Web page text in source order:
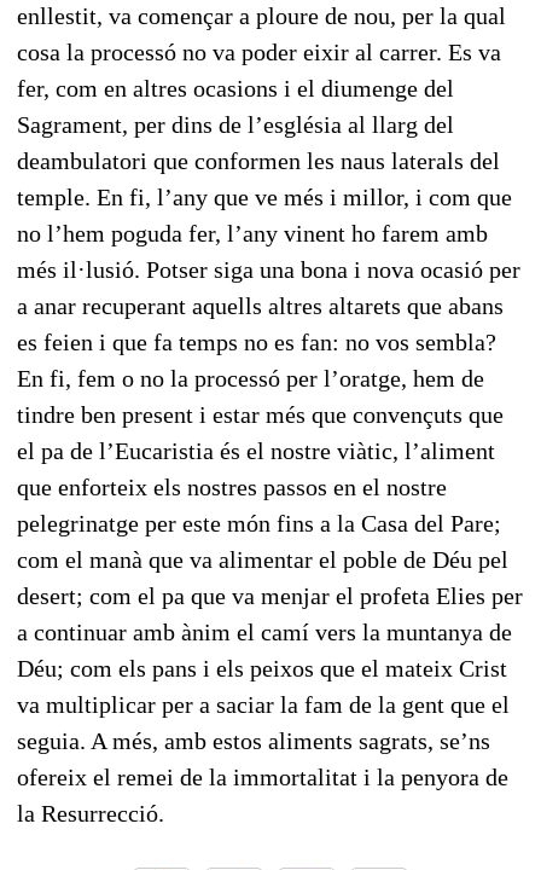
enllestit, va començar a ploure de nou, per la qual
cosa la processó no va poder eixir al carrer. Es va
fer, com en altres ocasions i el diumenge del
Sagrament, per dins de l’església al llarg del
deambulatori que conformen les naus laterals del
temple. En fi, l’any que ve més i millor, i com que
no l’hem poguda fer, l’any vinent ho farem amb
més il·lusió. Potser siga una bona i nova ocasió per
a anar recuperant aquells altres altarets que abans
es feien i que fa temps no es fan: no vos sembla?
En fi, fem o no la processó per l’oratge, hem de
tindre ben present i estar més que convençuts que
el pa de l’Eucaristia és el nostre viàtic, l’aliment
que enforteix els nostres passos en el nostre
pelegrinatge per este món fins a la Casa del Pare;
com el manà que va alimentar el poble de Déu pel
desert; com el pa que va menjar el profeta Elies per
a continuar amb ànim el camí vers la muntanya de
Déu; com els pans i els peixos que el mateix Crist
va multiplicar per a saciar la fam de la gent que el
seguia. A més, amb estos aliments sagrats, se’ns
ofereix el remei de la immortalitat i la penyora de
la Resurrecció.